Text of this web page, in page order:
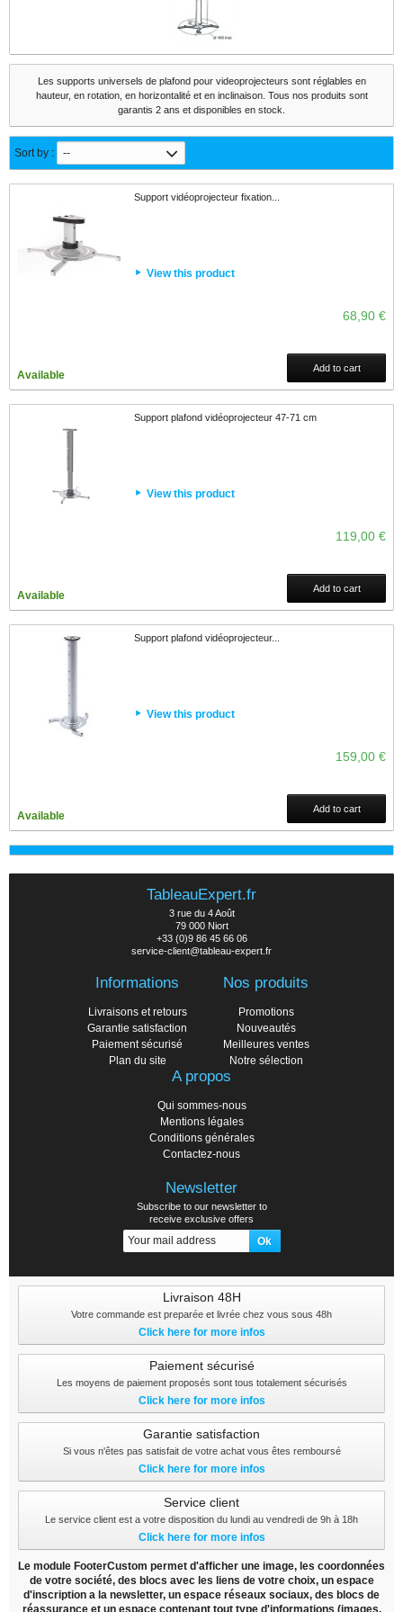
Les supports universels de plafond pour videoprojecteurs sont réglables en
hauteur, en rotation, en horizontalité et en inclinaison. Tous nos produits sont
garantis 2 ans et disponibles en stock.
Sort by : --
Support vidéoprojecteur fixation...
View this product
68,90 €
Available
Add to cart
Support plafond vidéoprojecteur 47-71 cm
View this product
119,00 €
Available
Add to cart
Support plafond vidéoprojecteur...
View this product
159,00 €
Available
Add to cart
TableauExpert.fr
3 rue du 4 Août
79 000 Niort
+33 (0)9 86 45 66 06
service-client@tableau-expert.fr
Informations
Livraisons et retours
Garantie satisfaction
Paiement sécurisé
Plan du site
Nos produits
Promotions
Nouveautés
Meilleures ventes
Notre sélection
A propos
Qui sommes-nous
Mentions légales
Conditions générales
Contactez-nous
Newsletter
Subscribe to our newsletter to
receive exclusive offers
Livraison 48H
Votre commande est preparée et livrée chez vous sous 48h
Click here for more infos
Paiement sécurisé
Les moyens de paiement proposés sont tous totalement sécurisés
Click here for more infos
Garantie satisfaction
Si vous n'êtes pas satisfait de votre achat vous êtes remboursé
Click here for more infos
Service client
Le service client est a votre disposition du lundi au vendredi de 9h à 18h
Click here for more infos
Le module FooterCustom permet d'afficher une image, les coordonnées
de votre société, des blocs avec les liens de votre choix, un espace
d'inscription a la newsletter, un espace réseaux sociaux, des blocs de
réassurance et un espace contenant tout type d'informations (images,